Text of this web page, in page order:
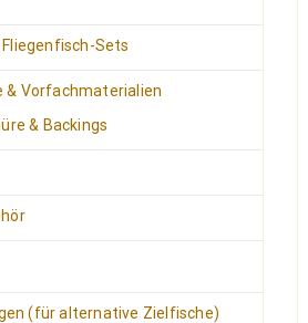
Sets
& Vorfachmaterialien
& Backings
(für alternative Zielfische)